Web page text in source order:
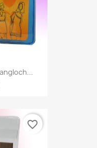
favorite_border